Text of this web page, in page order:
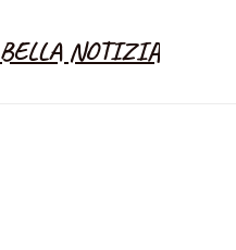
BELLA NOTIZIA